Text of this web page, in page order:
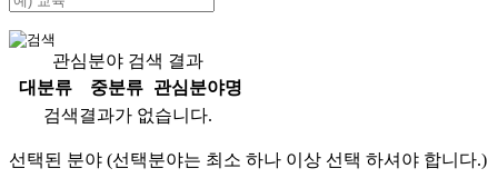
관심분야 검색 결과
대분류
중분류
관심분야명
검색결과가 없습니다.
선택된 분야 (선택분야는 최소 하나 이상 선택 하셔야 합니다.)